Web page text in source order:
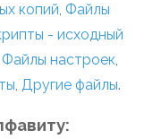
копий, Файлы
- исходный
Файлы настроек,
, Другие файлы.